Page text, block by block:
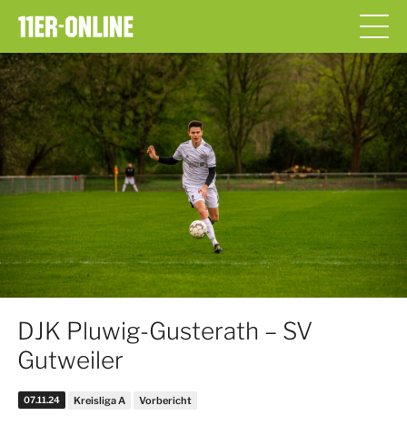
DJK Pluwig-Gusterath – SV
Gutweiler
07.11.24 Kreisliga A Vorbericht